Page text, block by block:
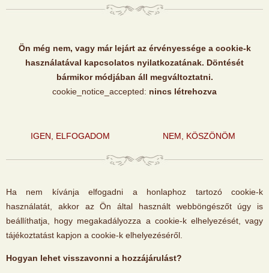
Ön még nem, vagy már lejárt az érvényessége a cookie-k
használatával kapcsolatos nyilatkozatának. Döntését
bármikor módjában áll megváltoztatni.
cookie_notice_accepted: nincs létrehozva
IGEN, ELFOGADOM NEM, KÖSZÖNÖM
Ha nem kívánja elfogadni a honlaphoz tartozó cookie-k
használatát, akkor az Ön által használt webböngészőt úgy is
beállíthatja, hogy megakadályozza a cookie-k elhelyezését, vagy
tájékoztatást kapjon a cookie-k elhelyezéséről.
Hogyan lehet visszavonni a hozzájárulást?